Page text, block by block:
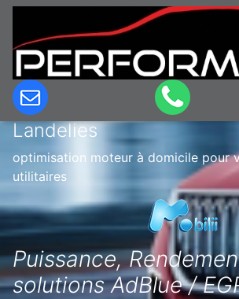
Optimisation &
moteur à domicile en
Landelies
optimisation moteur à domicile pour
utilitaires
Puissance,
solutions AdBlue /